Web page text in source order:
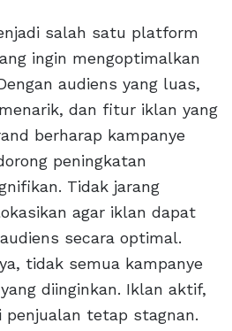
salah satu platform
ingin mengoptimalkan
audiens yang luas,
dan fitur iklan yang
berharap kampanye
peningkatan
Tidak jarang
agar iklan dapat
secara optimal.
tidak semua kampanye
diinginkan. Iklan aktif,
tetap stagnan.